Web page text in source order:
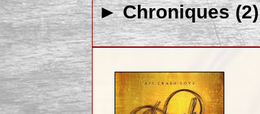
► Chroniques (2)